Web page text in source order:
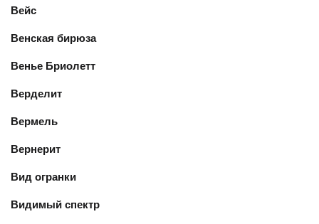
Вейс
Венская бирюза
Венье Бриолетт
Верделит
Вермель
Вернерит
Вид огранки
Видимый спектр